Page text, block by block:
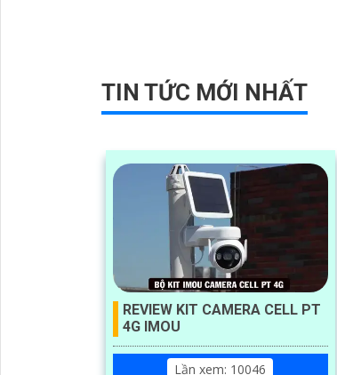
'TIN TỨC MỚI NHẤT
REVIEW KIT CAMERA CELL PT
4G IMOU
Lần xem: 10046